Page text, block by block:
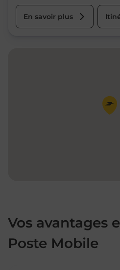
En savoir plus
Pin de
Vos avantages
Poste Mobile